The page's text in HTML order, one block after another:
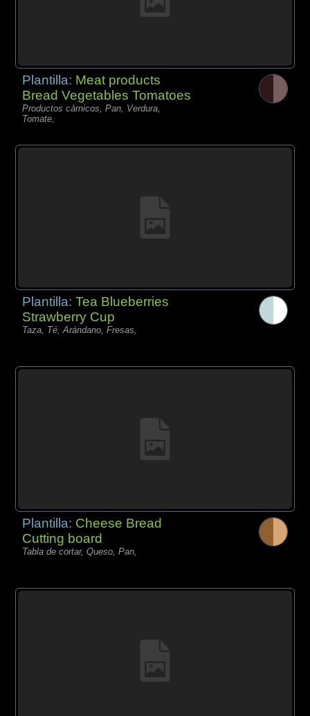
Plantilla: Meat products
Bread Vegetables Tomatoes
Productos càrnicos, Pan, Verdura,
Tomate,
Plantilla:Tea Blueberries
Strawberry Cup
Taza, Té, Arándano, Fresas,
Plantilla: Cheese Bread
Cutting board
Tabla de cortar, Queso, Pan,